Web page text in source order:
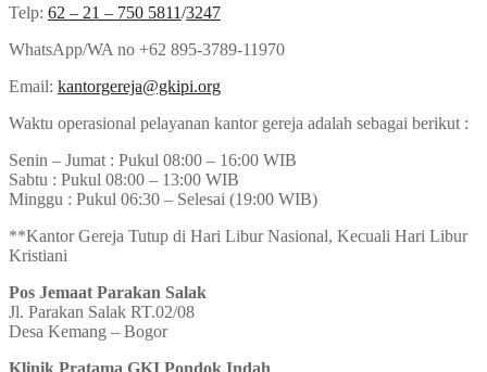
Telp: 62 – 21 – 750 5811/3247
WhatsApp/WA no +62 895-3789-11970
Email: kantorgereja@gkipi.org
Waktu operasional pelayanan kantor gereja adalah sebagai berikut :
Senin – Jumat : Pukul 08:00 – 16:00 WIB
Sabtu : Pukul 08:00 – 13:00 WIB
Minggu : Pukul 06:30 – Selesai (19:00 WIB)
**Kantor Gereja Tutup di Hari Libur Nasional, Kecuali Hari Libur
Kristiani
Pos Jemaat Parakan Salak
Jl. Parakan Salak RT.02/08
Desa Kemang – Bogor